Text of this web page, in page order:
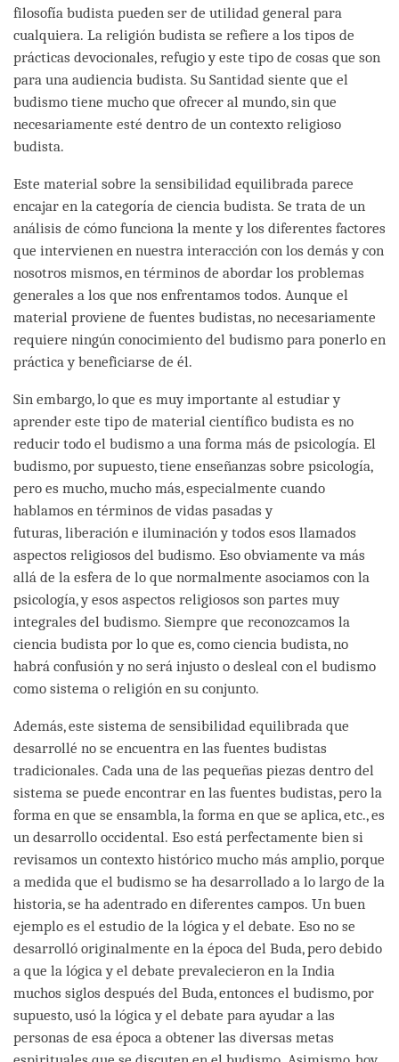
filosofía budista pueden ser de utilidad general para
cualquiera. La religión budista se refiere a los tipos de
prácticas devocionales, refugio y este tipo de cosas que son
para una audiencia budista. Su Santidad siente que el
budismo tiene mucho que ofrecer al mundo, sin que
necesariamente esté dentro de un contexto religioso
budista.
Este material sobre la sensibilidad equilibrada parece
encajar en la categoría de ciencia budista. Se trata de un
análisis de cómo funciona la mente y los diferentes factores
que intervienen en nuestra interacción con los demás y con
nosotros mismos, en términos de abordar los problemas
generales a los que nos enfrentamos todos. Aunque el
material proviene de fuentes budistas, no necesariamente
requiere ningún conocimiento del budismo para ponerlo en
práctica y beneficiarse de él.
Sin embargo, lo que es muy importante al estudiar y
aprender este tipo de material científico budista es no
reducir todo el budismo a una forma más de psicología. El
budismo, por supuesto, tiene enseñanzas sobre psicología,
pero es mucho, mucho más, especialmente cuando
hablamos en términos de vidas pasadas y
futuras, liberación e iluminación y todos esos llamados
aspectos religiosos del budismo. Eso obviamente va más
allá de la esfera de lo que normalmente asociamos con la
psicología, y esos aspectos religiosos son partes muy
integrales del budismo. Siempre que reconozcamos la
ciencia budista por lo que es, como ciencia budista, no
habrá confusión y no será injusto o desleal con el budismo
como sistema o religión en su conjunto.
Además, este sistema de sensibilidad equilibrada que
desarrollé no se encuentra en las fuentes budistas
tradicionales. Cada una de las pequeñas piezas dentro del
sistema se puede encontrar en las fuentes budistas, pero la
forma en que se ensambla, la forma en que se aplica, etc., es
un desarrollo occidental. Eso está perfectamente bien si
revisamos un contexto histórico mucho más amplio, porque
a medida que el budismo se ha desarrollado a lo largo de la
historia, se ha adentrado en diferentes campos. Un buen
ejemplo es el estudio de la lógica y el debate. Eso no se
desarrolló originalmente en la época del Buda, pero debido
a que la lógica y el debate prevalecieron en la India
muchos siglos después del Buda, entonces el budismo, por
supuesto, usó la lógica y el debate para ayudar a las
personas de esa época a obtener las diversas metas